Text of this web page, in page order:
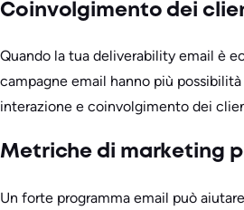
Coinvolgimento dei
Quando la tua deliverability email è
campagne email hanno più
interazione e coinvolgimento dei
Metriche di marketing
Un forte programma email può